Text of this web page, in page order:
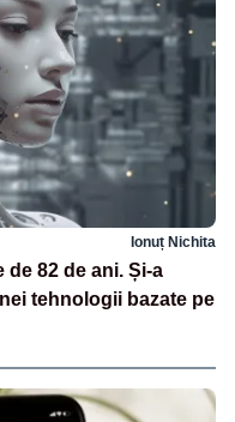
Ionuț Nichita
de 82 de ani. Și-a
tehnologii bazate pe